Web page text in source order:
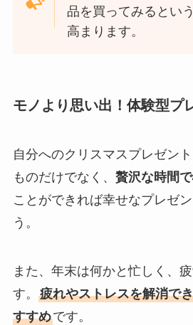
品を買ってみるとい
高まります。
モノより思い出！体験型プ
自分へのクリスマスプレゼン
ものだけでなく、 贅沢な時間
ことができれば幸せなプレゼ
う。
また、年末は何かと忙しく、
す。 疲れやストレスを解消で
すすめです。